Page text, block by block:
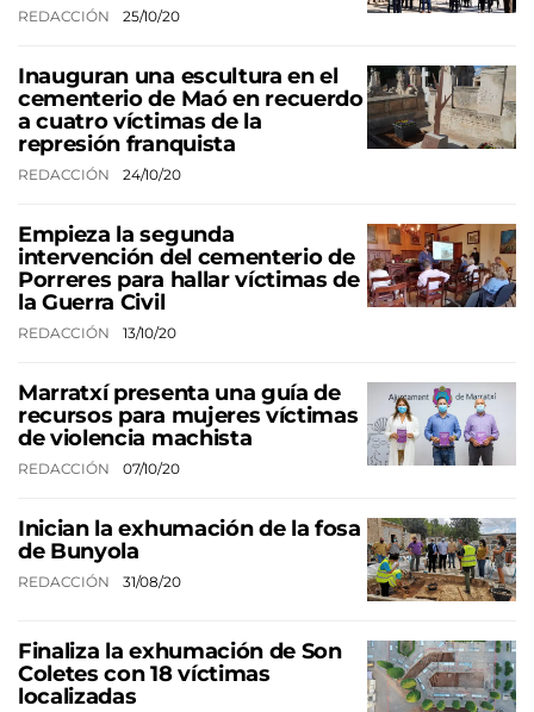
REDACCIÓN 25/10/20
Inauguran una escultura en el
cementerio de Maó en recuerdo
a cuatro víctimas de la
represión franquista
REDACCIÓN 24/10/20
Empieza la segunda
intervención del cementerio de
Porreres para hallar víctimas de
la Guerra Civil
REDACCIÓN 13/10/20
Marratxí presenta una guía de
recursos para mujeres víctimas
de violencia machista
REDACCIÓN 07/10/20
Inician la exhumación de la fosa
de Bunyola
REDACCIÓN 31/08/20
Finaliza la exhumación de Son
Coletes con 18 víctimas
localizadas